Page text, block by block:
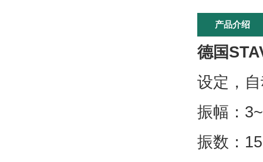
产品介绍
德国
设定，
振幅：
振数：